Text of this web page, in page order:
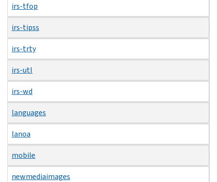
irs-tfop
irs-tipss
irs-trty
irs-utl
irs-wd
languages
lanoa
mobile
newmediaimages